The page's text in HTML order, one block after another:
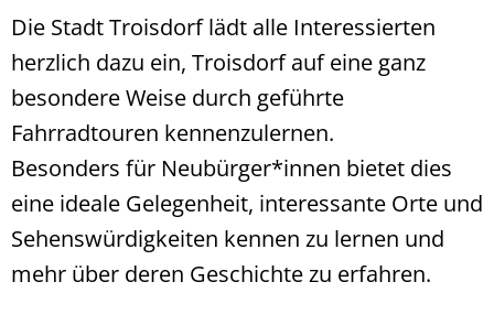
Die Stadt Troisdorf lädt alle Interessierten
herzlich dazu ein, Troisdorf auf eine ganz
besondere Weise durch geführte
Fahrradtouren kennenzulernen.
Besonders für Neubürger*innen bietet dies
eine ideale Gelegenheit, interessante Orte und
Sehenswürdigkeiten kennen zu lernen und
mehr über deren Geschichte zu erfahren.